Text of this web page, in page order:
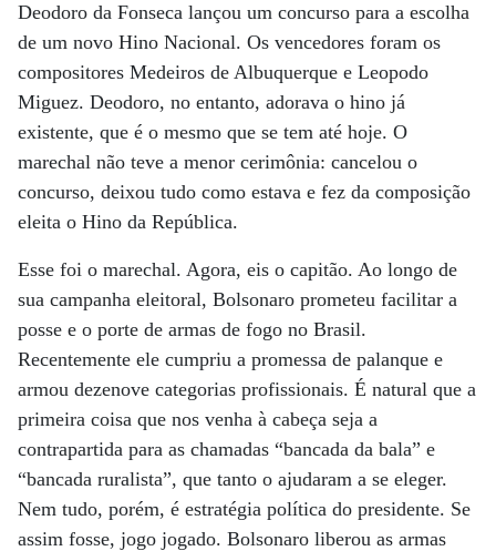
Deodoro da Fonseca lançou um concurso para a escolha
de um novo Hino Nacional. Os vencedores foram os
compositores Medeiros de Albuquerque e Leopodo
Miguez. Deodoro, no entanto, adorava o hino já
existente, que é o mesmo que se tem até hoje. O
marechal não teve a menor cerimônia: cancelou o
concurso, deixou tudo como estava e fez da composição
eleita o Hino da República.
Esse foi o marechal. Agora, eis o capitão. Ao longo de
sua campanha eleitoral, Bolsonaro prometeu facilitar a
posse e o porte de armas de fogo no Brasil.
Recentemente ele cumpriu a promessa de palanque e
armou dezenove categorias profissionais. É natural que a
primeira coisa que nos venha à cabeça seja a
contrapartida para as chamadas “bancada da bala” e
“bancada ruralista”, que tanto o ajudaram a se eleger.
Nem tudo, porém, é estratégia política do presidente. Se
assim fosse, jogo jogado. Bolsonaro liberou as armas